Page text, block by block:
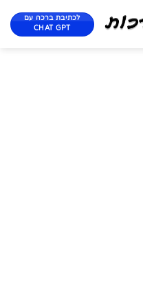
לכתיבת ברכה עם
CHAT GPT